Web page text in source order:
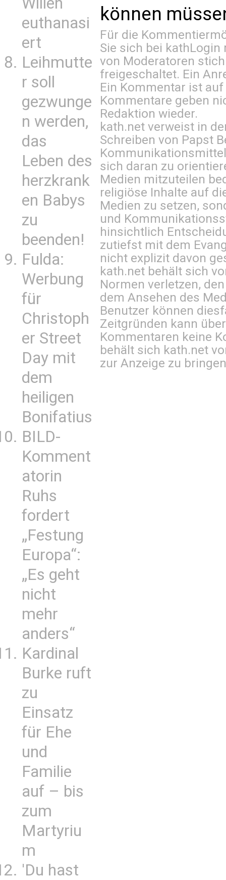
euthanasi
ert
Leihmutte
r soll
gezwunge
n werden,
das
Leben des
herzkrank
en Babys
zu
beenden!
Fulda:
Werbung
für
Christoph
er Street
Day mit
dem
heiligen
Bonifatius
BILD-
Komment
atorin
Ruhs
fordert
„Festung
Europa“:
„Es geht
nicht
mehr
anders“
Kardinal
Burke ruft
zu
Einsatz
für Ehe
und
Familie
auf – bis
zum
Martyriu
m
'Du hast
können
Für die
Sie sich bei kathLogin
von Moderatoren
freigeschaltet. Ein
Ein Kommentar ist
Kommentare geben
Redaktion wieder.
kath.net verweist in
Schreiben von Papst
sich daran zu
Medien mitzuteilen
religiöse Inhalte auf
Medien zu setzen,
und
hinsichtlich
zutiefst mit dem
nicht explizit davon
kath.net behält sich
Normen verletzen,
dem Ansehen des
Benutzer können
Zeitgründen kann
Kommentaren keine
behält sich kath.net
zur Anzeige zu